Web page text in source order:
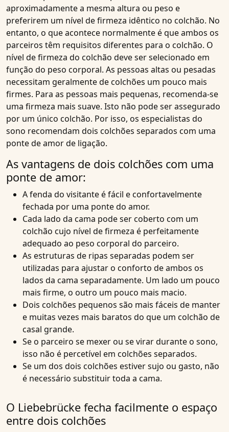
aproximadamente a mesma altura ou peso e
preferirem um nível de firmeza idêntico no colchão. No
entanto, o que acontece normalmente é que ambos os
parceiros têm requisitos diferentes para o colchão. O
nível de firmeza do colchão deve ser selecionado em
função do peso corporal. As pessoas altas ou pesadas
necessitam geralmente de colchões um pouco mais
firmes. Para as pessoas mais pequenas, recomenda-se
uma firmeza mais suave. Isto não pode ser assegurado
por um único colchão. Por isso, os especialistas do
sono recomendam dois colchões separados com uma
ponte de amor de ligação.
As vantagens de dois colchões com uma
ponte de amor:
A fenda do visitante é fácil e confortavelmente
fechada por uma ponte do amor.
Cada lado da cama pode ser coberto com um
colchão cujo nível de firmeza é perfeitamente
adequado ao peso corporal do parceiro.
As estruturas de ripas separadas podem ser
utilizadas para ajustar o conforto de ambos os
lados da cama separadamente. Um lado um pouco
mais firme, o outro um pouco mais macio.
Dois colchões pequenos são mais fáceis de manter
e muitas vezes mais baratos do que um colchão de
casal grande.
Se o parceiro se mexer ou se virar durante o sono,
isso não é percetível em colchões separados.
Se um dos dois colchões estiver sujo ou gasto, não
é necessário substituir toda a cama.
O Liebebrücke fecha facilmente o espaço
entre dois colchões